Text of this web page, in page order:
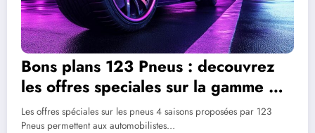
Bons plans 123 Pneus : decouvrez
les offres speciales sur la gamme 4
saisons
Les offres spéciales sur les pneus 4 saisons proposées par 123
Pneus permettent aux automobilistes…